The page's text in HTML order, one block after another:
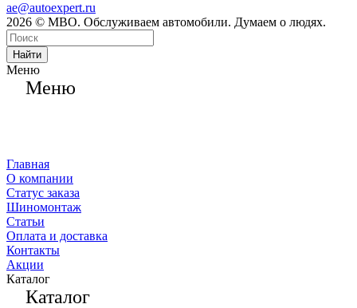
ae@autoexpert.ru
2026 © МВО. Обслуживаем автомобили. Думаем о людях.
Найти
Меню
Меню
Главная
О компании
Статус заказа
Шиномонтаж
Статьи
Оплата и доставка
Контакты
Акции
Каталог
Каталог